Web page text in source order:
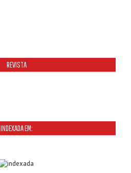
REVISTA
INDEXADA EM: